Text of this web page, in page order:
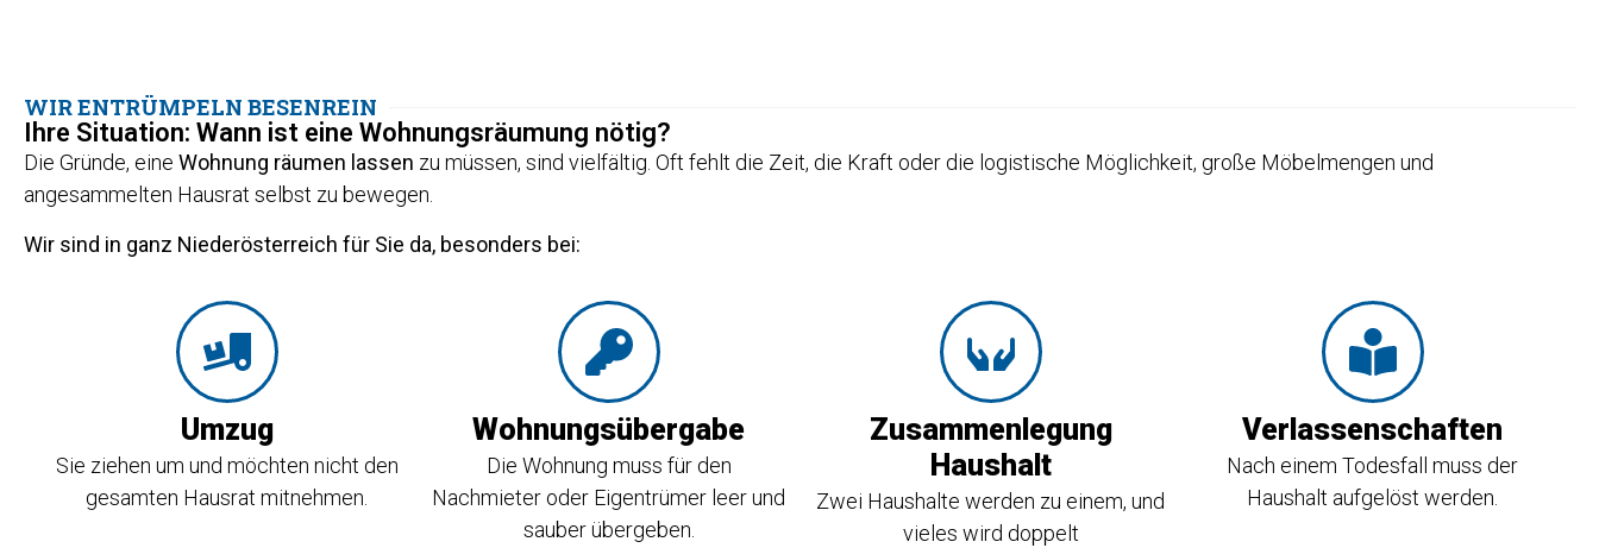
WIR ENTRÜMPELN BESENREIN
Ihre Situation: Wann ist eine Wohnungsräumung nötig?
Die Gründe, eine Wohnung räumen lassen zu müssen, sind vielfältig. Oft fehlt die Zeit, die Kraft oder die logistische Möglichkeit, große Möbelmengen und
angesammelten Hausrat selbst zu bewegen.
Wir sind in ganz Niederösterreich für Sie da, besonders bei:
Umzug
Sie ziehen um und möchten nicht den
gesamten Hausrat mitnehmen.
Wohnungsübergabe
Die Wohnung muss für den
Nachmieter oder Eigentrümer leer und
sauber übergeben.
Zusammenlegung
Haushalt
Zwei Haushalte werden zu einem, und
vieles wird doppelt
Verlassenschaften
Nach einem Todesfall muss der
Haushalt aufgelöst werden.